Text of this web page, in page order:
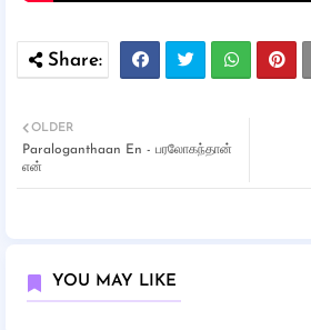
OLDER
Paraloganthaan En - பரலோகந்தான்
என்
YOU MAY LIKE